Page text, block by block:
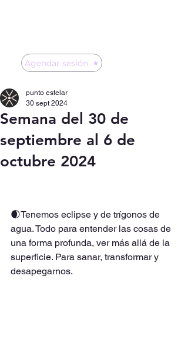
Agendar sesión
Semana del 30 de
septiembre al 6 de
octubre 2024
punto estelar
30 sept 2024
🌒Tenemos eclipse y de trígonos de
agua. Todo para entender las cosas de
una forma profunda, ver más allá de la
superficie. Para sanar, transformar y
desapegarnos.